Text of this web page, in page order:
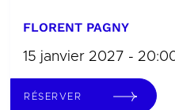
FLORENT PAGNY
15 janvier 2027 -
RÉSERVER